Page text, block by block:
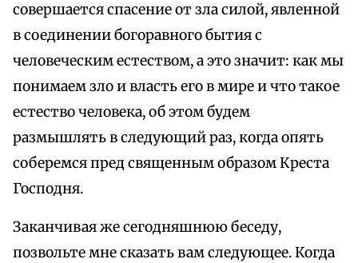
совершается спасение от зла силой, явленной
в соединении богоравного бытия с
человеческим естеством, а это значит: как мы
понимаем зло и власть его в мире и что такое
естество человека, об этом будем
размышлять в следующий раз, когда опять
соберемся пред священным образом Креста
Господня.
Заканчивая же сегодняшнюю беседу,
позвольте мне сказать вам следующее. Когда